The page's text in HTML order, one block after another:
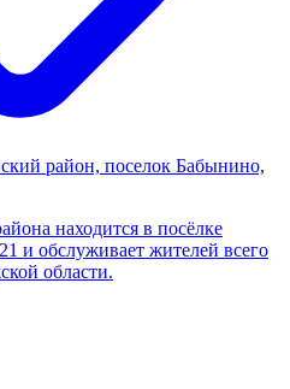
район, поселок Бабынино,
находится в посёлке
и обслуживает жителей всего
области.